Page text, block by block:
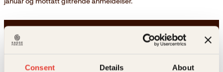
Consent Details About